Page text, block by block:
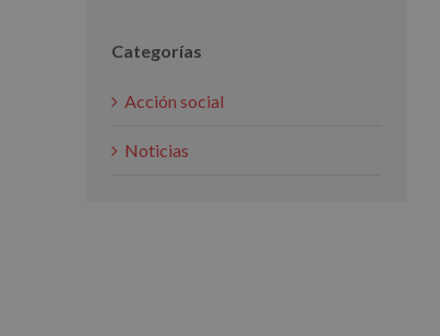
Categorías
Acción social
Noticias